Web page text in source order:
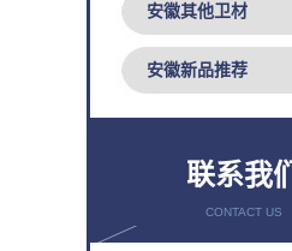
安徽其他卫材
安徽新品推荐
联系我们
CONTACT US